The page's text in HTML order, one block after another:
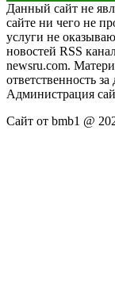
Данный сайт не
сайте ни чего не
услуги не
новостей RSS
newsru.com.
ответственность
Администрация
Сайт от bmb1 @